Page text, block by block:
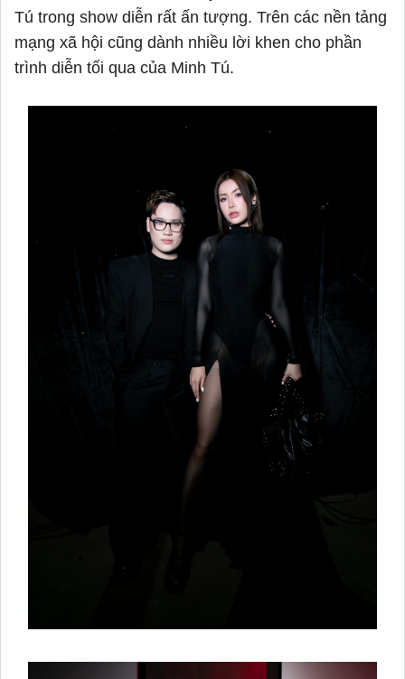
Tú trong show diễn rất ấn tượng. Trên các nền tảng
mạng xã hội cũng dành nhiều lời khen cho phần
trình diễn tối qua của Minh Tú.